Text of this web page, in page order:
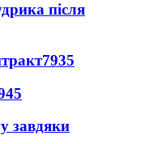
після
7935
завдяки